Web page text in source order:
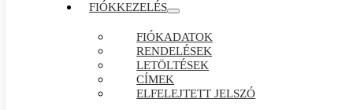
FIÓKKEZELÉS
FIÓKADATOK
RENDELÉSEK
LETÖLTÉSEK
CÍMEK
ELFELEJTETT JELSZÓ